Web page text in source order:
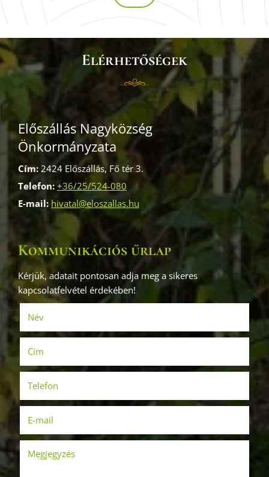
Elérhetőségek
Előszállás Nagyközség
Önkormányzata
Cím: 2424 Előszállás, Fő tér 3.
Telefon: +36/25/524-080
E-mail: hivatal@eloszallas.hu
Kommunikációs űrlap
Kérjük, adatait pontosan adja meg a sikeres
kapcsolatfelvétel érdekében!
Név
Cím
Telefon
E-mail
Megjegyzés